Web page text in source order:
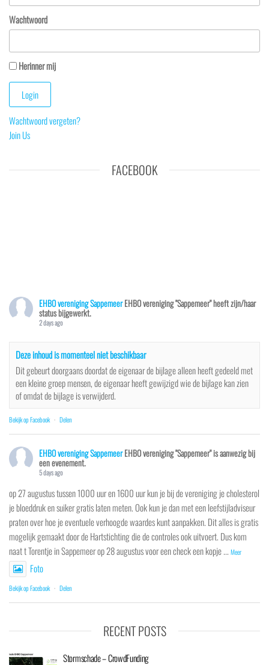
Wachtwoord
Herinner mij
Wachtwoord vergeten?
Join Us
FACEBOOK
EHBO vereniging SappemeerEHBO vereniging "Sappemeer" heeft zijn/haar
status bijgewerkt.
2 days ago
Deze inhoud is momenteel niet beschikbaar
Dit gebeurt doorgaans doordat de eigenaar de bijlage alleen heeft gedeeld met
een kleine groep mensen, de eigenaar heeft gewijzigd wie de bijlage kan zien
of omdat de bijlage is verwijderd.
Bekijk op Facebook · Delen
EHBO vereniging SappemeerEHBO vereniging "Sappemeer" is aanwezig bij
een evenement.
5 days ago
op 27 augustus tussen 1000 uur en 1600 uur kun je bij de vereniging je cholesterol
je bloeddruk en suiker gratis laten meten. Ook kun je dan met een leefstijladviseur
praten over hoe je eventuele verhoogde waardes kunt aanpakken. Dit alles is gratis
mogelijk gemaakt door de Hartstichting die de controles ook uitvoert. Dus kom
naat t Torentje in Sappemeer op 28 augustus voor een check een kopje... Meer
Foto
Bekijk op Facebook · Delen
RECENT POSTS
Stormschade – CrowdFunding